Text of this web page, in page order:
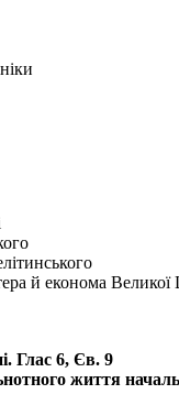
й економа Великої
Глас 6, Єв. 9
життя